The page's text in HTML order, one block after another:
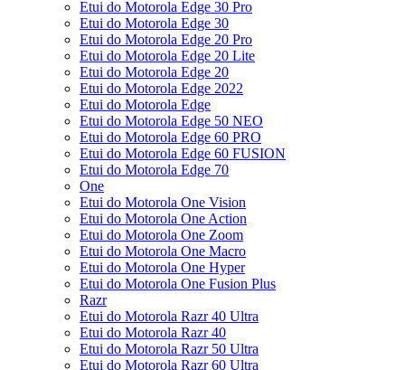
Etui do Motorola Edge 30 Pro
Etui do Motorola Edge 30
Etui do Motorola Edge 20 Pro
Etui do Motorola Edge 20 Lite
Etui do Motorola Edge 20
Etui do Motorola Edge 2022
Etui do Motorola Edge
Etui do Motorola Edge 50 NEO
Etui do Motorola Edge 60 PRO
Etui do Motorola Edge 60 FUSION
Etui do Motorola Edge 70
One
Etui do Motorola One Vision
Etui do Motorola One Action
Etui do Motorola One Zoom
Etui do Motorola One Macro
Etui do Motorola One Hyper
Etui do Motorola One Fusion Plus
Razr
Etui do Motorola Razr 40 Ultra
Etui do Motorola Razr 40
Etui do Motorola Razr 50 Ultra
Etui do Motorola Razr 60 Ultra